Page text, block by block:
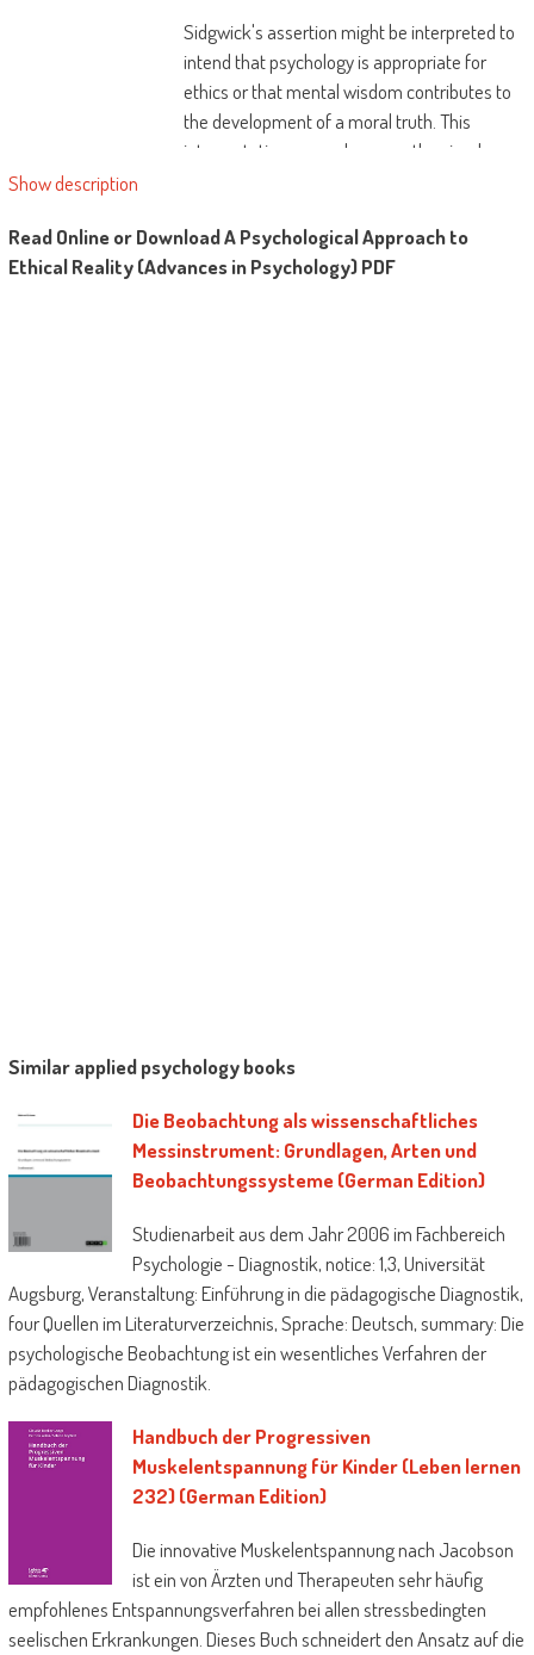
Sidgwick's assertion might be interpreted to
intend that psychology is appropriate for
ethics or that mental wisdom contributes to
the development of a moral truth. This
interpretation serves because the simple
illustrate why a present exposition at the
relevance of psychology for moral truth is
Show description
Read Online or Download A Psychological Approach to
Ethical Reality (Advances in Psychology) PDF
Similar applied psychology books
Die Beobachtung als wissenschaftliches
Messinstrument: Grundlagen, Arten und
Beobachtungssysteme (German Edition)
Studienarbeit aus dem Jahr 2006 im Fachbereich
Psychologie - Diagnostik, notice: 1,3, Universität
Augsburg, Veranstaltung: Einführung in die pädagogische Diagnostik,
four Quellen im Literaturverzeichnis, Sprache: Deutsch, summary: Die
psychologische Beobachtung ist ein wesentliches Verfahren der
pädagogischen Diagnostik.
Handbuch der Progressiven
Muskelentspannung für Kinder (Leben lernen
232) (German Edition)
Die innovative Muskelentspannung nach Jacobson
ist ein von Ärzten und Therapeuten sehr häufig
empfohlenes Entspannungsverfahren bei allen stressbedingten
seelischen Erkrankungen. Dieses Buch schneidert den Ansatz auf die